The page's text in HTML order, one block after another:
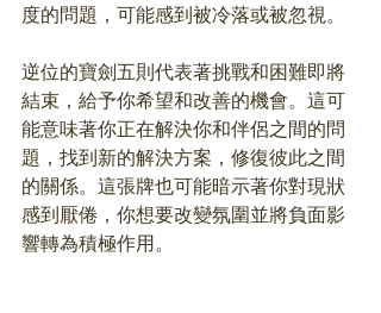
度的問題，可能感到被冷落或被忽視。
逆位的寶劍五則代表著挑戰和困難即將
結束，給予你希望和改善的機會。這可
能意味著你正在解決你和伴侶之間的問
題，找到新的解決方案，修復彼此之間
的關係。這張牌也可能暗示著你對現狀
感到厭倦，你想要改變氛圍並將負面影
響轉為積極作用。